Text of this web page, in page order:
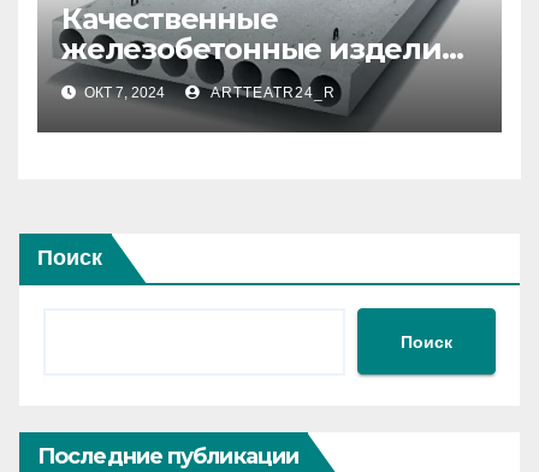
Качественные
железобетонные изделия
(ЖБИ)
ОКТ 7, 2024 ARTTEATR24_R
Поиск
Поиск
Последние публикации